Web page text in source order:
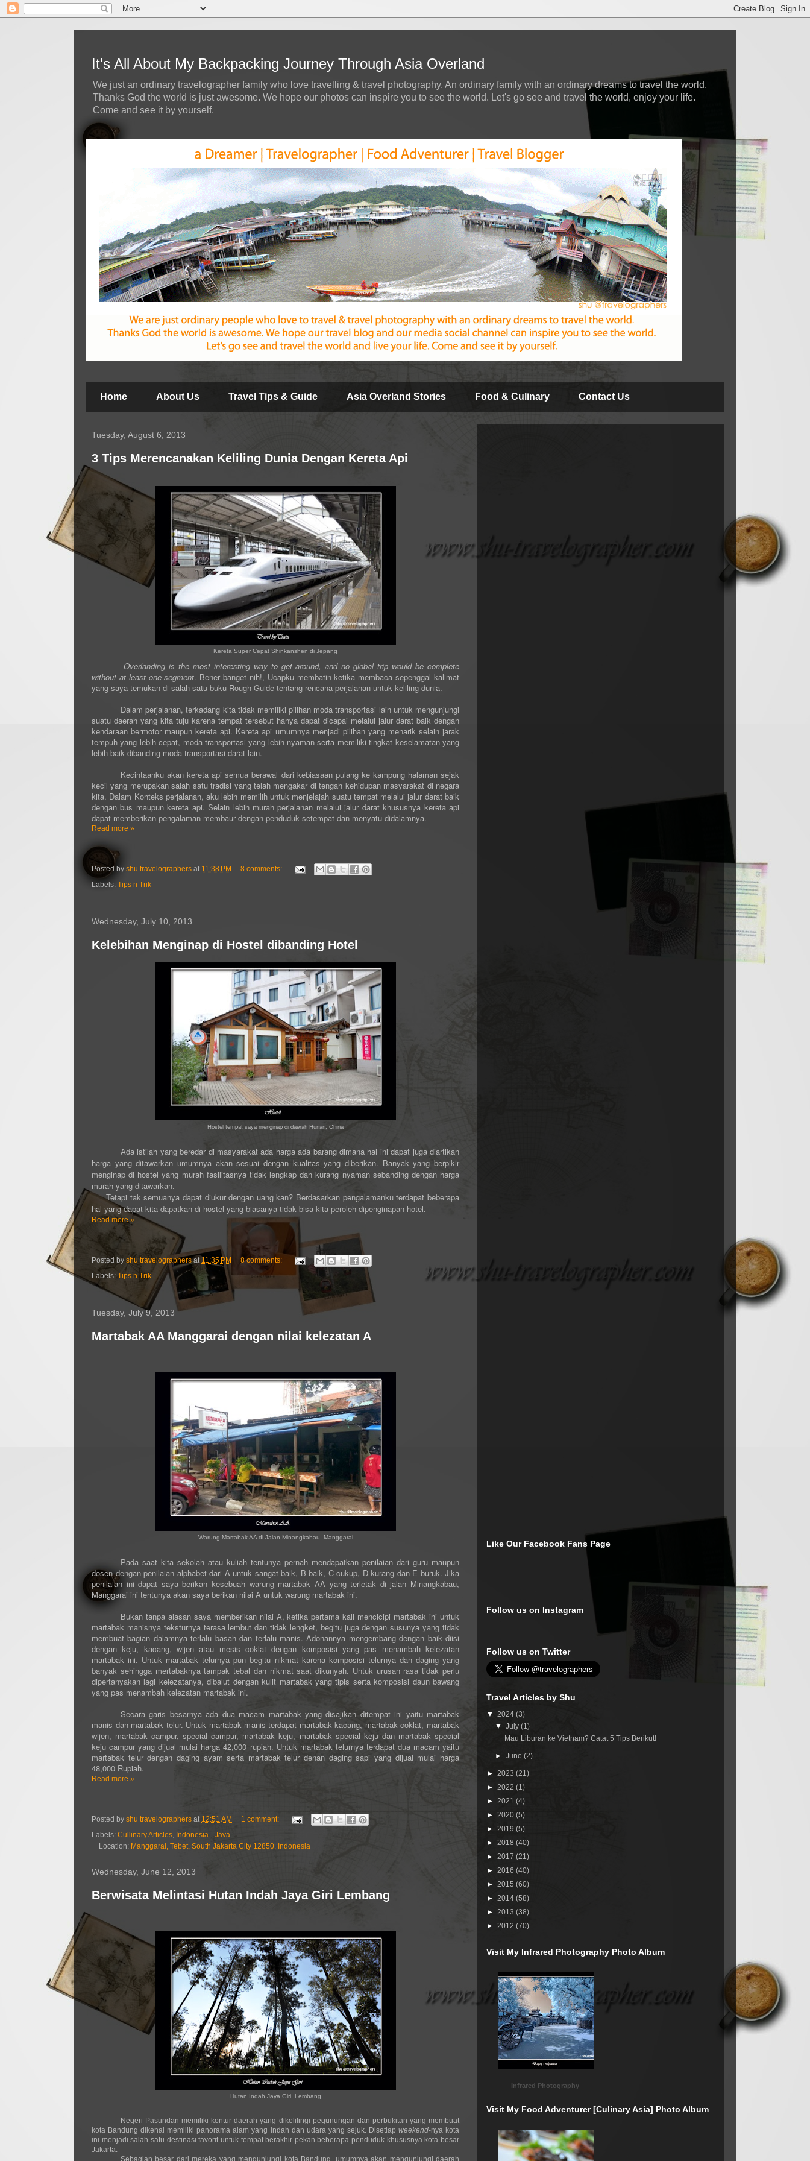
It's All About My Backpacking Journey Through Asia Overland
We just an ordinary travelographer family who love travelling & travel photography. An ordinary family with an ordinary dreams to travel the world.
Thanks God the world is just awesome. We hope our photos can inspire you to see the world. Let's go see and travel the world, enjoy your life.
Come and see it by yourself.
Home About Us Travel Tips & Guide Asia Overland Stories Food & Culinary Contact Us
Tuesday, August 6, 2013
3 Tips Merencanakan Keliling Dunia Dengan Kereta Api
Kereta Super Cepat Shinkanshen di Jepang
Overlanding is the most interesting way to get around, and no global trip would be complete
without at least one segment. Bener banget nih!, Ucapku membatin ketika membaca sepenggal kalimat
yang saya temukan di salah satu buku Rough Guide tentang rencana perjalanan untuk keliling dunia.
Dalam perjalanan, terkadang kita tidak memiliki pilihan moda transportasi lain untuk mengunjungi
suatu daerah yang kita tuju karena tempat tersebut hanya dapat dicapai melalui jalur darat baik dengan
kendaraan bermotor maupun kereta api. Kereta api umumnya menjadi pilihan yang menarik selain jarak
tempuh yang lebih cepat, moda transportasi yang lebih nyaman serta memiliki tingkat keselamatan yang
lebih baik dibanding moda transportasi darat lain.
Kecintaanku akan kereta api semua berawal dari kebiasaan pulang ke kampung halaman sejak
kecil yang merupakan salah satu tradisi yang telah mengakar di tengah kehidupan masyarakat di negara
kita. Dalam Konteks perjalanan, aku lebih memilih untuk menjelajah suatu tempat melalui jalur darat baik
dengan bus maupun kereta api. Selain lebih murah perjalanan melalui jalur darat khususnya kereta api
dapat memberikan pengalaman membaur dengan penduduk setempat dan menyatu didalamnya.
Read more »
Posted by shu travelographers at 11:38 PM
8 comments:
Labels: Tips n Trik
Wednesday, July 10, 2013
Kelebihan Menginap di Hostel dibanding Hotel
Hostel tempat saya menginap di daerah Hunan, China
Ada istilah yang beredar di masyarakat ada harga ada barang dimana hal ini dapat juga diartikan
harga yang ditawarkan umumnya akan sesuai dengan kualitas yang diberikan. Banyak yang berpikir
menginap di hostel yang murah fasilitasnya tidak lengkap dan kurang nyaman sebanding dengan harga
murah yang ditawarkan.
Tetapi tak semuanya dapat diukur dengan uang kan? Berdasarkan pengalamanku terdapat beberapa
hal yang dapat kita dapatkan di hostel yang biasanya tidak bisa kita peroleh dipenginapan hotel.
Read more »
Posted by shu travelographers at 11:35 PM
8 comments:
Labels: Tips n Trik
Tuesday, July 9, 2013
Martabak AA Manggarai dengan nilai kelezatan A
Warung Martabak AA di Jalan Minangkabau, Manggarai
Pada saat kita sekolah atau kuliah tentunya pernah mendapatkan penilaian dari guru maupun
dosen dengan penilaian alphabet dari A untuk sangat baik, B baik, C cukup, D kurang dan E buruk. Jika
penilaian ini dapat saya berikan kesebuah warung martabak AA yang terletak di jalan Minangkabau,
Manggarai ini tentunya akan saya berikan nilai A untuk warung martabak ini.
Bukan tanpa alasan saya memberikan nilai A, ketika pertama kali mencicipi martabak ini untuk
martabak manisnya teksturnya terasa lembut dan tidak lengket, begitu juga dengan susunya yang tidak
membuat bagian dalamnya terlalu basah dan terlalu manis. Adonannya mengembang dengan baik diisi
dengan keju, kacang, wijen atau mesis coklat dengan komposisi yang pas menambah kelezatan
martabak ini. Untuk martabak telurnya pun begitu nikmat karena komposisi telurnya dan daging yang
banyak sehingga mertabaknya tampak tebal dan nikmat saat dikunyah. Untuk urusan rasa tidak perlu
dipertanyakan lagi kelezatanya, dibalut dengan kulit martabak yang tipis serta komposisi daun bawang
yang pas menambah kelezatan martabak ini.
Secara garis besarnya ada dua macam martabak yang disajikan ditempat ini yaitu martabak
manis dan martabak telur. Untuk martabak manis terdapat martabak kacang, martabak coklat, martabak
wijen, martabak campur, special campur, martabak keju, martabak special keju dan martabak special
keju campur yang dijual mulai harga 42,000 rupiah. Untuk martabak telurnya terdapat dua macam yaitu
martabak telur dengan daging ayam serta martabak telur denan daging sapi yang dijual mulai harga
48,000 Rupiah.
Read more »
Posted by shu travelographers at 12:51 AM
1 comment:
Labels: Cullinary Articles, Indonesia - Java
Location: Manggarai, Tebet, South Jakarta City 12850, Indonesia
Wednesday, June 12, 2013
Berwisata Melintasi Hutan Indah Jaya Giri Lembang
Hutan Indah Jaya Giri, Lembang
Negeri Pasundan memiliki kontur daerah yang dikelilingi pegunungan dan perbukitan yang membuat
kota Bandung dikenal memiliki panorama alam yang indah dan udara yang sejuk. Disetiap weekend-nya kota
ini menjadi salah satu destinasi favorit untuk tempat berakhir pekan beberapa penduduk khususnya kota besar
Jakarta.
Sebagian besar dari mereka yang mengunjungi kota Bandung, umumnya akan mengunjungi daerah
Like Our Facebook Fans Page
Follow us on Instagram
Follow us on Twitter
Travel Articles by Shu
▼ 2024 (3)
▼July(1)
Mau Liburan ke Vietnam? Catat 5 Tips Berikut!
►June(2)
► 2023 (21)
► 2022 (1)
► 2021 (4)
► 2020 (5)
► 2019 (5)
► 2018 (40)
► 2017 (21)
► 2016 (40)
► 2015 (60)
► 2014 (58)
► 2013 (38)
► 2012 (70)
Visit My Infrared Photography Photo Album
Infrared Photography
Visit My Food Adventurer [Culinary Asia] Photo Album